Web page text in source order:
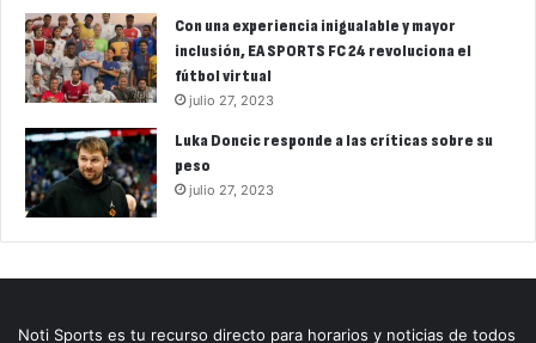
Con una experiencia inigualable y mayor
inclusión, EA SPORTS FC 24 revoluciona el
fútbol virtual
julio 27, 2023
Luka Doncic responde a las críticas sobre su
peso
julio 27, 2023
Noti Sports es tu recurso directo para horarios y noticias de todos